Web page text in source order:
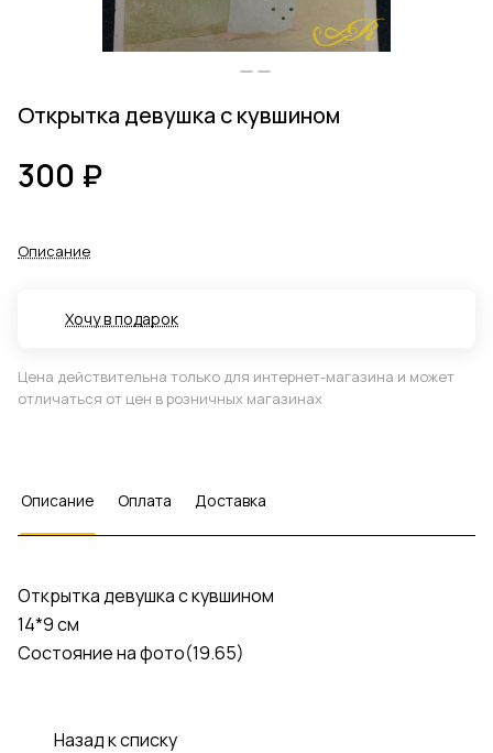
Открытка девушка с кувшином
300 ₽
Описание
Хочу в подарок
Цена действительна только для интернет-магазина и может
отличаться от цен в розничных магазинах
Описание Оплата Доставка
Открытка девушка с кувшином
14*9 см
Состояние на фото(19.65)
Назад к списку